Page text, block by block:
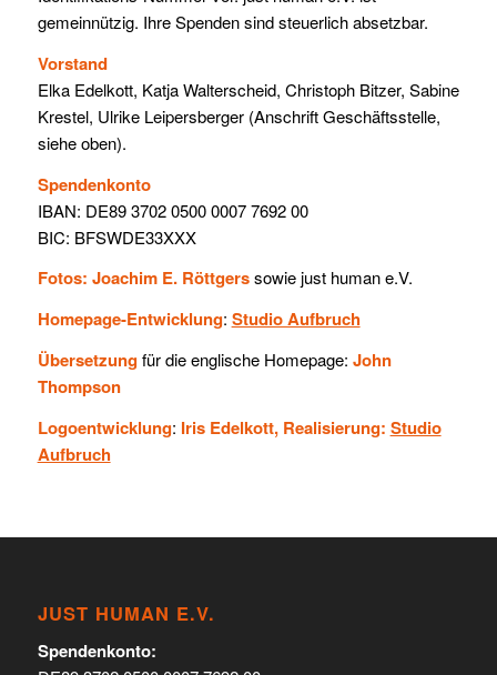
gemeinnützig. Ihre Spenden sind steuerlich absetzbar.
Vorstand
Elka Edelkott, Katja Walterscheid, Christoph Bitzer, Sabine
Krestel, Ulrike Leipersberger (Anschrift Geschäftsstelle,
siehe oben).
Spendenkonto
IBAN: DE89 3702 0500 0007 7692 00
BIC: BFSWDE33XXX
Fotos: Joachim E. Röttgerssowie just human e.V.
Homepage-Entwicklung: Studio Aufbruch
Übersetzungfür die englische Homepage: John
Thompson
Logoentwicklung: Iris Edelkott, Realisierung: Studio
Aufbruch
JUST HUMAN E.V.
Spendenkonto: